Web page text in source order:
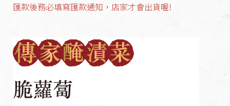
匯款後務必填寫匯款通知，店家才會出貨喔!